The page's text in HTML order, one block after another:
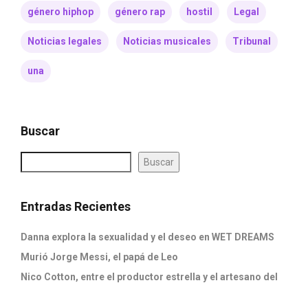
género hiphop género rap hostil Legal
Noticias legales Noticias musicales Tribunal
una
Buscar
Buscar
Entradas Recientes
Danna explora la sexualidad y el deseo en WET DREAMS
Murió Jorge Messi, el papá de Leo
Nico Cotton, entre el productor estrella y el artesano del